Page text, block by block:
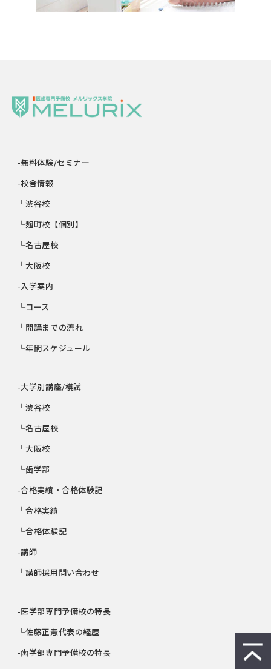
-無料体験/セミナー
-校舎情報
└渋谷校
└麹町校【個別】
└名古屋校
└大阪校
-入学案内
└コース
└開講までの流れ
└年間スケジュール
-大学別講座/模試
└渋谷校
└名古屋校
└大阪校
└歯学部
-合格実績・合格体験記
└合格実績
└合格体験記
-講師
└講師採用問い合わせ
-医学部専門予備校の特長
└佐藤正憲代表の経歴
-歯学部専門予備校の特長